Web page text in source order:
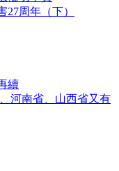
周年（下）
續
河南省、山西省又有